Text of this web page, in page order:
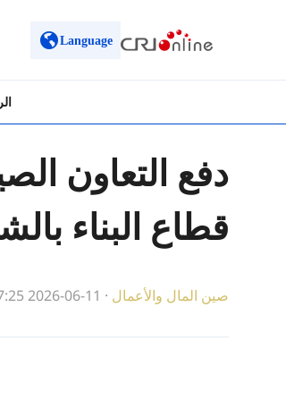
Language
دفع التعاون
قطاع البناء
صين المال والأعمال ·
2026-06-11